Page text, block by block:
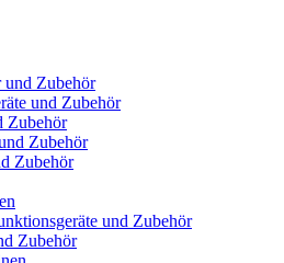
und Zubehör
und Zubehör
Zubehör
Zubehör
Zubehör
und Zubehör
Zubehör